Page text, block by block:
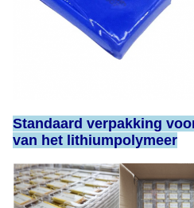
Standaard verpakking
van het lithiumpolymeer